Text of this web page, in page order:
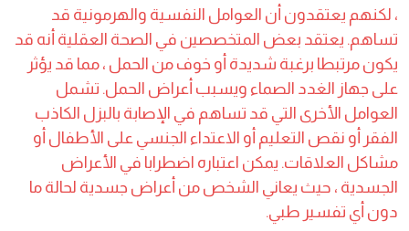
، لكنهم يعتقدون أن العوامل النفسية والهرمونية قد
تساهم. يعتقد بعض المتخصصين في الصحة العقلية أنه قد
يكون مرتبطا برغبة شديدة أو خوف من الحمل ، مما قد يؤثر
على جهاز الغدد الصماء ويسبب أعراض الحمل. تشمل
العوامل الأخرى التي قد تساهم في الإصابة بالبزل الكاذب
الفقر أو نقص التعليم أو الاعتداء الجنسي على الأطفال أو
مشاكل العلاقات. يمكن اعتباره اضطرابا في الأعراض
الجسدية ، حيث يعاني الشخص من أعراض جسدية لحالة ما
دون أي تفسير طبي.